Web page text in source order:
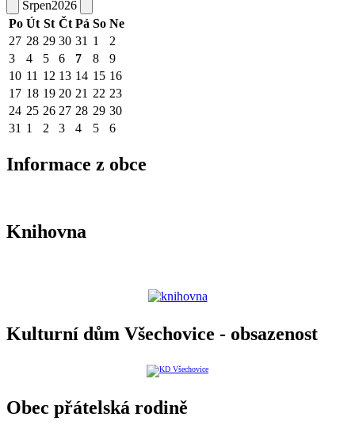
Srpen2026
Po Út St Čt Pá So Ne
27 28 29 30 31 1
2
3
4 5 6 7 8
9
10 11 12 13 14 15 16
17 18 19 20 21 22 23
24 25 26 27 28 29 30
31 1 2 3 4 5 6
Informace z obce
Knihovna
Kulturní dům Všechovice - obsazenost
Obec přátelská rodině